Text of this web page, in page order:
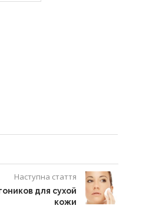
Наступна стаття
для сухой
кожи